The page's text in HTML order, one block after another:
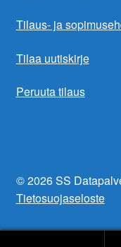
Tilaus- ja
Tilaa uutiskirje
Peruuta tilaus
© 2026 SS
Tietosuojaseloste